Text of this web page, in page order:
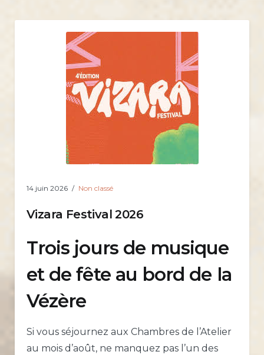
14 juin 2026 Non classé
Vizara Festival 2026
Trois jours de musique
et de fête au bord de la
Vézère
Si vous séjournez aux Chambres de l’Atelier
au mois d’août, ne manquez pas l’un des